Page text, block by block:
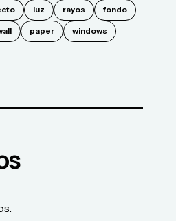
luz rayos fondo
paper windows
s